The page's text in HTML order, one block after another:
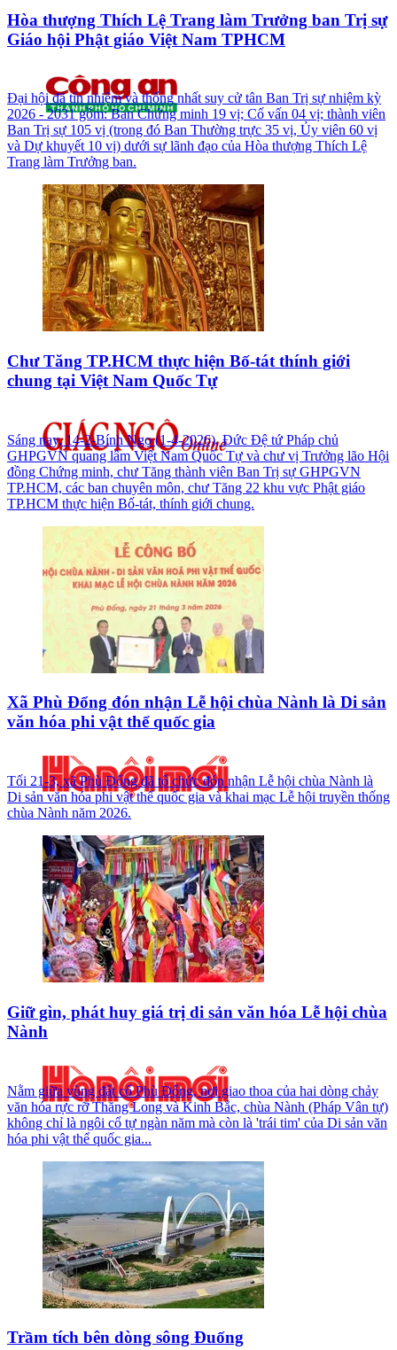
Hòa thượng Thích Lệ Trang làm Trưởng ban Trị sự
Giáo hội Phật giáo Việt Nam TPHCM
Đại hội đã tín nhiệm và thống nhất suy cử tân Ban Trị sự nhiệm kỳ
2026 - 2031 gồm: Ban Chứng minh 19 vị; Cố vấn 04 vị; thành viên
Ban Trị sự 105 vị (trong đó Ban Thường trực 35 vị, Ủy viên 60 vị
và Dự khuyết 10 vị) dưới sự lãnh đạo của Hòa thượng Thích Lệ
Trang làm Trưởng ban.
Chư Tăng TP.HCM thực hiện Bố-tát thính giới
chung tại Việt Nam Quốc Tự
Sáng nay, 14-2-Bính Ngọ (1-4-2026), Đức Đệ tứ Pháp chủ
GHPGVN quang lâm Việt Nam Quốc Tự và chư vị Trưởng lão Hội
đồng Chứng minh, chư Tăng thành viên Ban Trị sự GHPGVN
TP.HCM, các ban chuyên môn, chư Tăng 22 khu vực Phật giáo
TP.HCM thực hiện Bố-tát, thính giới chung.
Xã Phù Đổng đón nhận Lễ hội chùa Nành là Di sản
văn hóa phi vật thể quốc gia
Tối 21-3, xã Phù Đổng đã tổ chức đón nhận Lễ hội chùa Nành là
Di sản văn hóa phi vật thể quốc gia và khai mạc Lễ hội truyền thống
chùa Nành năm 2026.
Giữ gìn, phát huy giá trị di sản văn hóa Lễ hội chùa
Nành
Nằm giữa vùng đất cổ Phù Đổng, nơi giao thoa của hai dòng chảy
văn hóa rực rỡ Thăng Long và Kinh Bắc, chùa Nành (Pháp Vân tự)
không chỉ là ngôi cổ tự ngàn năm mà còn là 'trái tim' của Di sản văn
hóa phi vật thể quốc gia...
Trầm tích bên dòng sông Đuống